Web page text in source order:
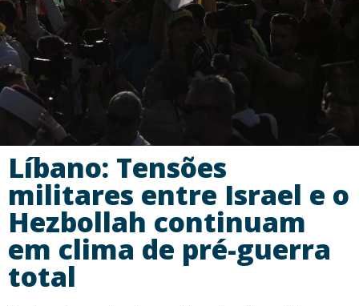
Líbano: Tensões
militares entre Israel e o
Hezbollah continuam
em clima de pré-guerra
total